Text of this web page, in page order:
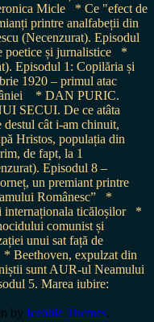
Micle
* Ce "efect de
printre analfabeții din
(Necenzurat). Episodul
poetice și jurnalistice
*
Episodul 1: Copilăria și
1920 – primul atac
* DAN PURIC.
SECUI. De ce atâta
destul cât i-am chinuit,
Hristos, populația din
de fapt, la 1
Episodul 8 –
un premiant printre
Românesc”
*
ticăloșilor
*
comunist și
unui sat față de
* Beethoven, expulzat din
sunt AUR-ul Neamului
5. Marea iubire:
by Iceable Themes.